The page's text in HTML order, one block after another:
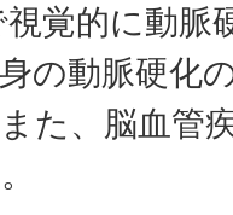
視覚的に動脈
の動脈硬化
た、脳血管